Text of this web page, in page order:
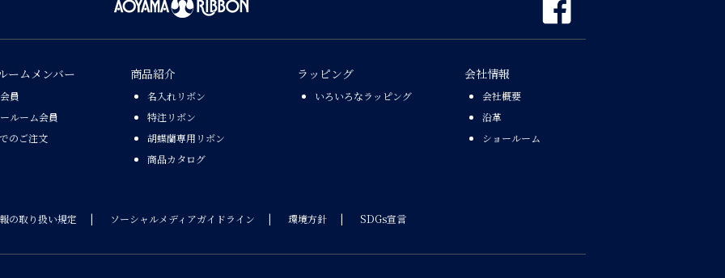
ームメンバー
員
ルーム会員
のご注文
商品紹介
名入れリボン
特注リボン
胡蝶蘭専用リボン
商品カタログ
ラッピング
いろいろなラッピング
会社情報
会社概要
沿革
ショールーム
の取り扱い規定 ソーシャルメディアガイドライン 環境方針 SDGs宣言